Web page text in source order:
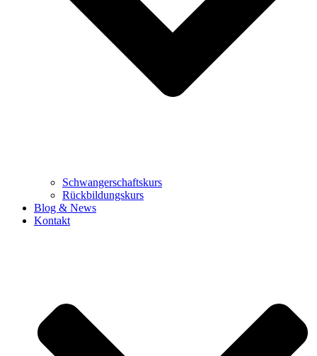
Schwangerschaftskurs
Rückbildungskurs
Blog & News
Kontakt